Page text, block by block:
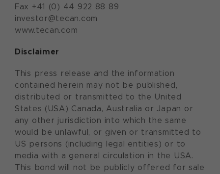
Fax +41 (0) 44 922 88 89
investor@tecan.com
www.tecan.com
Disclaimer
This press release and the information
contained herein may not be published,
distributed or transmitted to the United
States (USA) Canada, Australia or Japan or
any other jurisdiction into which the same
would be unlawful, or given or transmitted to
US persons (including legal entities) or to
media with a general circulation in the USA.
This bond will not be publicly offered for sale